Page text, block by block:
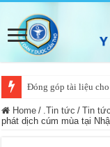
Đóng góp tài liệu
Home / .Tin tức / Tin
phát dịch cúm mùa tại